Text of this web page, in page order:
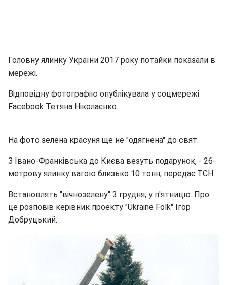
Головну ялинку України 2017 року потайки показали в
мережі.
Відповідну фотографію опублікувала у соцмережі
Facebook Тетяна Ніколаєнко.
На фото зелена красуня ще не "одягнена" до свят.
З Івано-Франківська до Києва везуть подарунок, - 26-
метрову ялинку вагою близько 10 тонн, передає ТСН.
Встановлять "вічнозелену" 3 грудня, у п'ятницю. Про
це розповів керівник проекту "Ukraine Folk" Ігор
Добруцький.